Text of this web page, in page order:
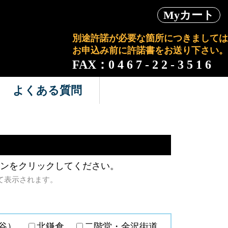
Myカート
別途許諾が必要な箇所につきましては
お申込み前に許諾書をお送り下さい。
FAX：0 4 6 7 - 2 2 - 3 5 1 6
よくある質問
をクリックしてください。
示されます。